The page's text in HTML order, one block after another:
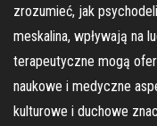
zrozumieć, jak
meskalina, wpływają na
terapeutyczne mogą
naukowe i medyczne
kulturowe i duchowe